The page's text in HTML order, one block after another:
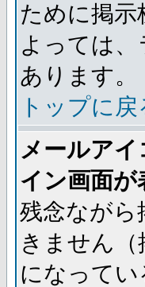
ために掲
よっては
あります。
トップに戻
メールア
イン画面が
残念ながら
きません
になって